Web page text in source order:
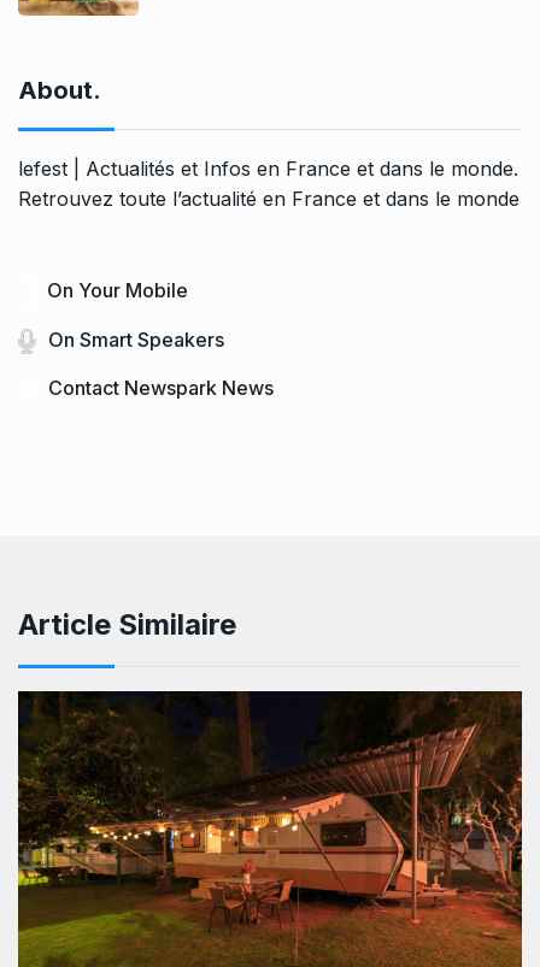
About.
lefest | Actualités et Infos en France et dans le monde.
Retrouvez toute l’actualité en France et dans le monde
On Your Mobile
On Smart Speakers
Contact Newspark News
Article Similaire